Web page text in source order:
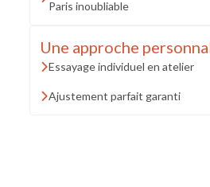
Paris inoubliable
Une approche
Essayage individuel en atelier
Ajustement parfait garanti